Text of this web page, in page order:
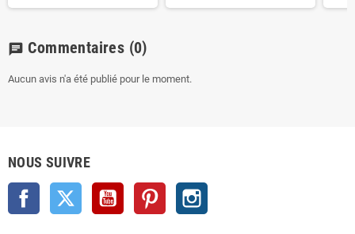
chat Commentaires (0)
Aucun avis n'a été publié pour le moment.
NOUS SUIVRE
Facebook Twitter YouTube Pinterest